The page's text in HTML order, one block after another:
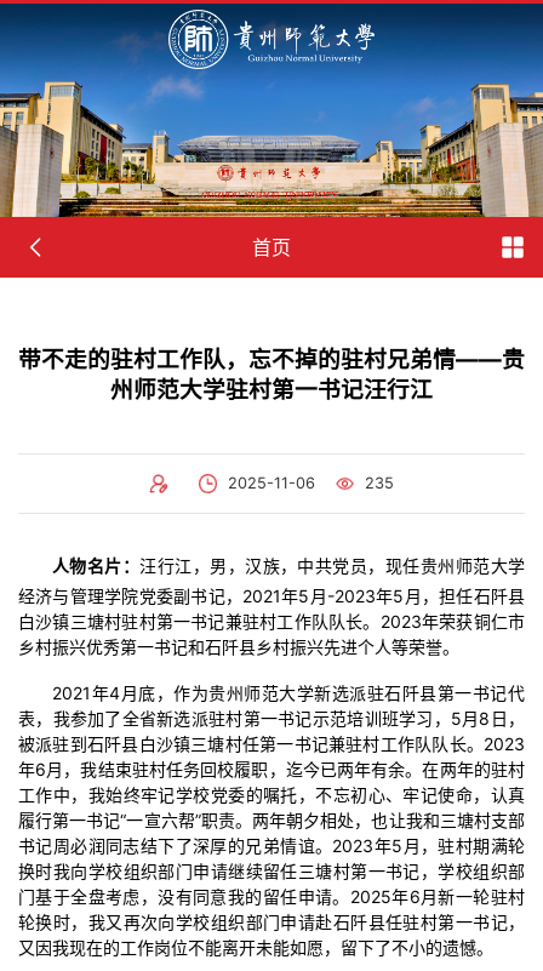
首页
带不走的驻村工作队，忘不掉的驻村兄弟情——贵
州师范大学驻村第一书记汪行江
2025-11-06 235
人物名片：汪行江，男，汉族，中共党员，现任贵州师范大学
经济与管理学院党委副书记，2021年5月-2023年5月，担任石阡县
白沙镇三塘村驻村第一书记兼驻村工作队队长。2023年荣获铜仁市
乡村振兴优秀第一书记和石阡县乡村振兴先进个人等荣誉。
2021年4月底，作为贵州师范大学新选派驻石阡县第一书记代
表，我参加了全省新选派驻村第一书记示范培训班学习，5月8日，
被派驻到石阡县白沙镇三塘村任第一书记兼驻村工作队队长。2023
年6月，我结束驻村任务回校履职，迄今已两年有余。在两年的驻村
工作中，我始终牢记学校党委的嘱托，不忘初心、牢记使命，认真
履行第一书记“一宣六帮”职责。两年朝夕相处，也让我和三塘村支部
书记周必润同志结下了深厚的兄弟情谊。2023年5月，驻村期满轮
换时我向学校组织部门申请继续留任三塘村第一书记，学校组织部
门基于全盘考虑，没有同意我的留任申请。2025年6月新一轮驻村
轮换时，我又再次向学校组织部门申请赴石阡县任驻村第一书记，
又因我现在的工作岗位不能离开未能如愿，留下了不小的遗憾。